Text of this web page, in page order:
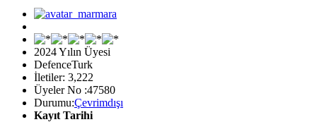
2024 Yılın Üyesi
DefenceTurk
İletiler: 3,222
Üyeler No :47580
Durumu:Çevrimdışı
Kayıt Tarihi